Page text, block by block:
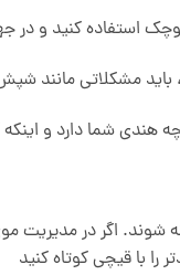
استفاده کنید و در
مشکلاتی مانند
هندی شما دارد و
شوند. اگر در مدیریت
با قیچی کوتاه کنید